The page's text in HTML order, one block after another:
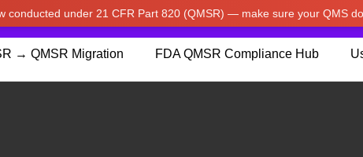
conducted under 21 CFR Part 820 (QMSR) — make sure your QMS
→ QMSR Migration FDA QMSR Compliance Hub
our prices to Japanese yen for your shopping